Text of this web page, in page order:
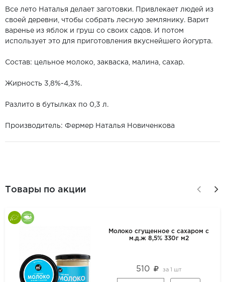
Все лето Наталья делает заготовки. Привлекает людей из
своей деревни, чтобы собрать лесную землянику. Варит
варенье из яблок и груш со своих садов. И потом
использует это для приготовления вкуснейшего йогурта.
Состав: цельное молоко, закваска, малина, сахар.
Жирность 3,8%-4,3%.
Разлито в бутылках по 0,3 л.
Производитель: Фермер Наталья Новиченкова
Товары по акции
Молоко сгущенное с сахаром с
м.д.ж 8,5% 330г м2
510 за 1 шт